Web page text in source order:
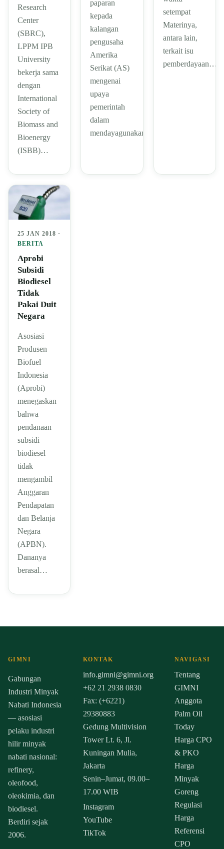
Research
Center
(SBRC),
LPPM IPB
University
bekerja sama
dengan
International
Society of
Biomass and
Bioenergy
(ISBB)…
paparan
kepada
kalangan
pengusaha
Amerika
Serikat (AS)
mengenai
upaya
pemerintah
dalam
mendayagunakan…
setempat
Materinya,
antara lain,
terkait isu
pemberdayaan…
25 JAN 2018 ·
BERITA
Aprobi
Subsidi
Biodiesel
Tidak
Pakai Duit
Negara
Asosiasi
Produsen
Biofuel
Indonesia
(Aprobi)
menegaskan
bahwa
pendanaan
subsidi
biodiesel
tidak
mengambil
Anggaran
Pendapatan
dan Belanja
Negara
(APBN).
Dananya
berasal…
GIMNI
Gabungan
Industri Minyak
Nabati Indonesia
— asosiasi
pelaku industri
hilir minyak
nabati nasional:
refinery,
oleofood,
oleokimia, dan
biodiesel.
Berdiri sejak
2006.
KONTAK
info.gimni@gimni.org
+62 21 2938 0830
Fax: (+6221)
29380883
Gedung Multivision
Tower Lt. 6, Jl.
Kuningan Mulia,
Jakarta
Senin–Jumat, 09.00–
17.00 WIB
Instagram
YouTube
TikTok
NAVIGASI
Tentang
GIMNI
Anggota
Palm Oil
Today
Harga CPO
& PKO
Harga
Minyak
Goreng
Regulasi
Harga
Referensi
CPO